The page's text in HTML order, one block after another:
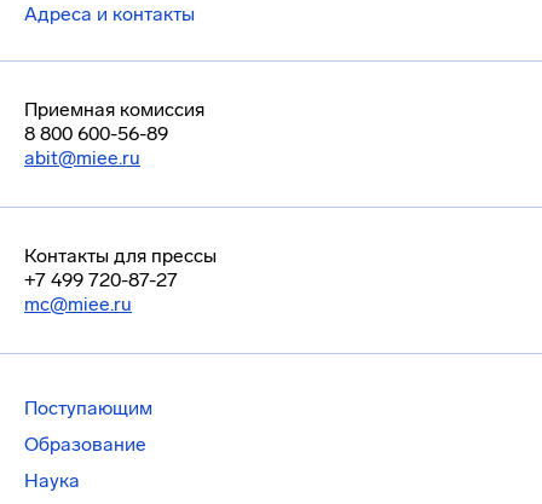
Адреса и контакты
Приемная комиссия
8 800 600-56-89
abit@miee.ru
Контакты для прессы
+7 499 720-87-27
mc@miee.ru
Поступающим
Образование
Наука